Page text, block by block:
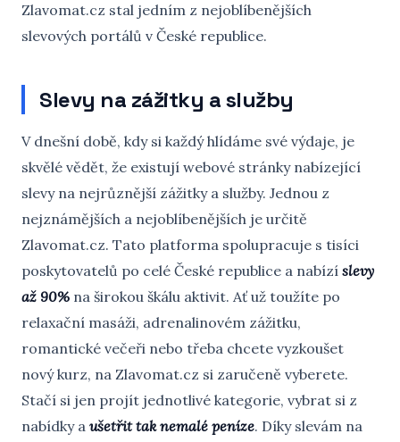
Zlavomat.cz stal jedním z nejoblíbenějších
slevových portálů v České republice.
Slevy na zážitky a služby
V dnešní době, kdy si každý hlídáme své výdaje, je
skvělé vědět, že existují webové stránky nabízející
slevy na nejrůznější zážitky a služby. Jednou z
nejznámějších a nejoblíbenějších je určitě
Zlavomat.cz. Tato platforma spolupracuje s tisíci
poskytovatelů po celé České republice a nabízí slevy
až 90% na širokou škálu aktivit. Ať už toužíte po
relaxační masáži, adrenalinovém zážitku,
romantické večeři nebo třeba chcete vyzkoušet
nový kurz, na Zlavomat.cz si zaručeně vyberete.
Stačí si jen projít jednotlivé kategorie, vybrat si z
nabídky a ušetřit tak nemalé peníze. Díky slevám na